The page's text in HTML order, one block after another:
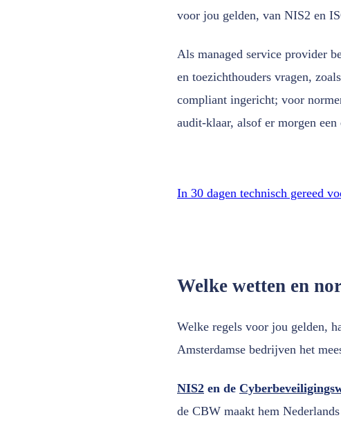
voor jou gelden, van NIS2 en
Als managed service provider
en toezichthouders vragen,
compliant ingericht; voor
audit-klaar, alsof er morgen
In 30 dagen technisch gereed
Welke wetten en
Welke regels voor jou gelden,
Amsterdamse bedrijven het
NIS2 en de
de CBW maakt hem